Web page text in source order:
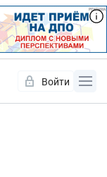
Войти